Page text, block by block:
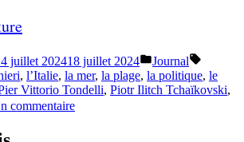
«
O
n
a
juillet 202418 juillet 2024
Publié
dans
Journal
, l’Italie, la mer, la plage, la politique, le
Vittorio Tondelli, Piotr Ilitch Tchaïkovski,
commentairesur